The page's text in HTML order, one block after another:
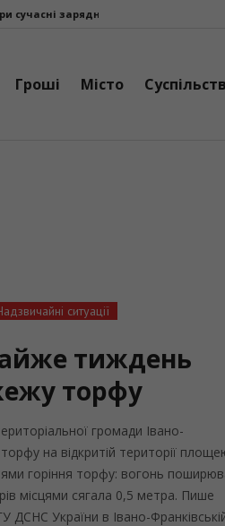
EcoFlow DELTA 3 Max поїхали на
Гроші Місто
ситуації
тиждень
торфу
громади Івано-
на відкритій території
горіння торфу: вогонь
місцями сягала 0,5 метра. Пише
ДСНС України в Івано-